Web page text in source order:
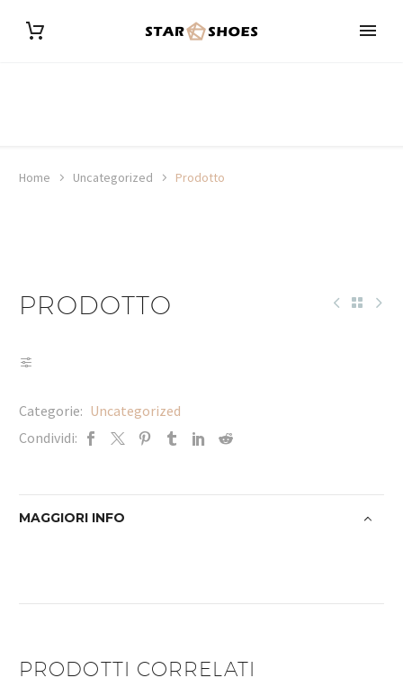
Home Uncategorized Prodotto
PRODOTTO
Categorie: Uncategorized
Condividi:
MAGGIORI INFO
PRODOTTI CORRELATI